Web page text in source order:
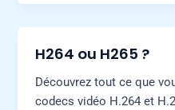
H264 ou H265 ?
Découvrez tout ce que
codecs vidéo H.264 et